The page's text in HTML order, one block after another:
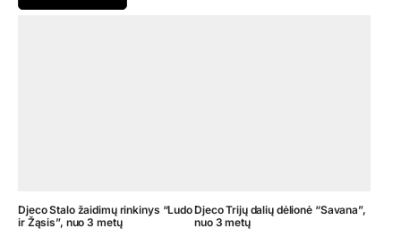
Djeco Stalo žaidimų rinkinys “Ludo
ir Žąsis”, nuo 3 metų
Djeco Trijų dalių dėlionė “Savana”,
nuo 3 metų